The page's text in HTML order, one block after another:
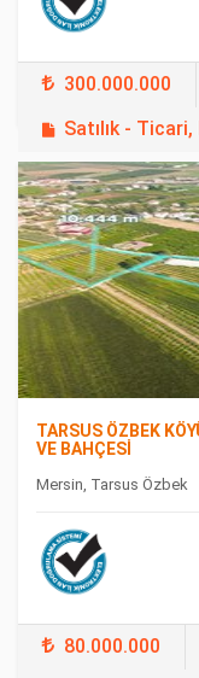
300.000.000
Satılık -
FEATURED
TARSUS ÖZBEK
VE BAHÇESİ
Mersin, Tarsus Özbek
80.000.000